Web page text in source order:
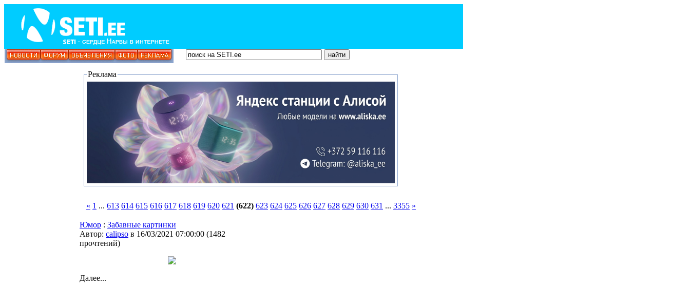
Реклама
« 1 ... 613 614 615 616 617 618 619 620 621 (622) 623 624 625 626 627 628 629 630 631 ... 3355 »
Юмор : Забавные картинки
Автор: calipso в 16/03/2021 07:00:00 (1482
прочтений)
Далее...